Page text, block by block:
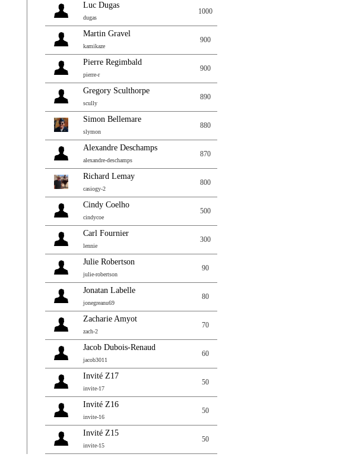
Luc Dugas
dugas
1000
Martin Gravel
kamikaze
900
Pierre Regimbald
pierre-r
900
Gregory Sculthorpe
scully
890
Simon Bellemare
slymon
880
Alexandre Deschamps
alexandre-deschamps
870
Richard Lemay
casiogy-2
800
Cindy Coelho
cindycoe
500
Carl Fournier
lennie
300
Julie Robertson
julie-robertson
90
Jonatan Labelle
jonegreanu69
80
Zacharie Amyot
zach-2
70
Jacob Dubois-Renaud
jacob3011
60
Invité Z17
invite-17
50
Invité Z16
invite-16
50
Invité Z15
invite-15
50